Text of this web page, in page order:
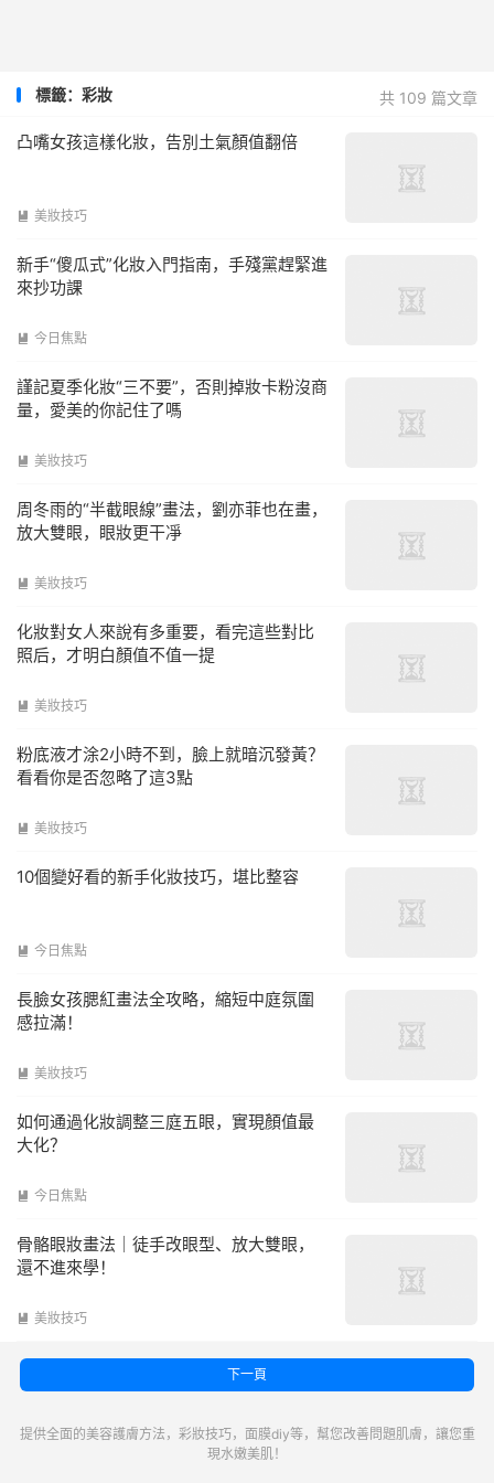
共 109 篇文章
標籤：彩妝
凸嘴女孩這樣化妝，告別土氣顏值翻倍
 美妝技巧
新手“傻瓜式”化妝入門指南，手殘黨趕緊進
來抄功課
 今日焦點
謹記夏季化妝“三不要”，否則掉妝卡粉沒商
量，愛美的你記住了嗎
 美妝技巧
周冬雨的“半截眼線”畫法，劉亦菲也在畫，
放大雙眼，眼妝更干凈
 美妝技巧
化妝對女人來說有多重要，看完這些對比
照后，才明白顏值不值一提
 美妝技巧
粉底液才涂2小時不到，臉上就暗沉發黃？
看看你是否忽略了這3點
 美妝技巧
10個變好看的新手化妝技巧，堪比整容
 今日焦點
長臉女孩腮紅畫法全攻略，縮短中庭氛圍
感拉滿！
 美妝技巧
如何通過化妝調整三庭五眼，實現顏值最
大化？
 今日焦點
骨骼眼妝畫法｜徒手改眼型、放大雙眼，
還不進來學！
 美妝技巧
下一頁
提供全面的美容護膚方法，彩妝技巧，面膜diy等，幫您改善問題肌膚，讓您重
現水嫩美肌！